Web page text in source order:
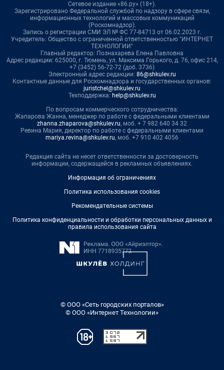
Сетевое издание «86.ру» (18+).
Зарегистрировано Федеральной службой по надзору в сфере связи,
информационных технологий и массовых коммуникаций
(Роскомнадзор).
Запись о регистрации СМИ ЭЛ № ФС 77-84713 от 06.02.2023 г.
Учредитель: Общество с ограниченной ответственностью "ИНТЕРНЕТ
ТЕХНОЛОГИИ"
Главный редактор: Познахарева Елена Павловна
Адрес редакции: 625000, г. Тюмень, ул. Максима Горького, д. 76, офис 214,
+7 (3452) 56-72-72 (доб. 3736)
Электронный адрес редакции: 86@shkulev.ru
Контактные данные для Роскомнадзора и государственных органов:
juristchel@shkulev.ru
Техподдержка: help@shkulev.ru
По вопросам коммерческого сотрудничества:
Жапарова Жанна, менеджер по работе с федеральными клиентами
zhanna.zhaparova@shkulev.ru, моб. + 7 982 640 34 32
Ревина Мария, директор по работе с федеральными клиентами
mariya.revina@shkulev.ru, моб. +7 910 402 4056
Редакция сайта не несет ответственности за достоверность
информации, содержащейся в рекламных объявлениях.
Информация об ограничениях
Политика использования cookies
Рекомендательные системы
Политика конфиденциальности и обработки персональных данных и
правила использования сайта
© ООО «Сеть городских порталов»
© ООО «Интернет Технологии»